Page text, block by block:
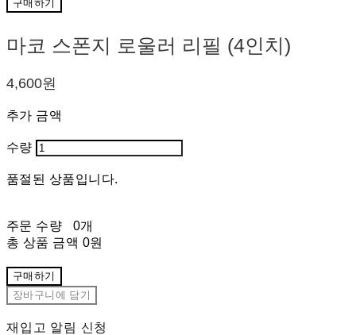
구매하기
마코 스폰지 로울러 리필 (4인치)
4,600원
추가 금액
수량
품절된 상품입니다.
주문 수량
0개
총 상품 금액 0원
구매하기
장바구니에 담기
재입고 알림 신청